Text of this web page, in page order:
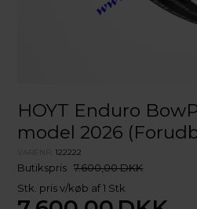
HOYT Enduro
model 2026
122222
Butikspris 7.600,00 DKK
Stk. pris v/køb af 1 Stk